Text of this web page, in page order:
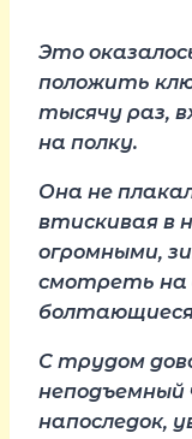
Это
положить
тысячу раз,
на полку.
Она не
втискивая в
огромными,
смотреть на
С трудом
неподъемный
напоследок,